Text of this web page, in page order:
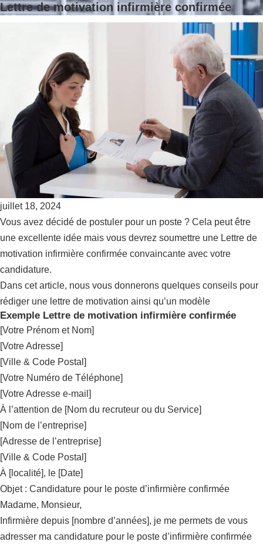
Lettre de motivation infirmière confirmée
juillet 18, 2024
Vous avez décidé de postuler pour un poste ? Cela peut être
une excellente idée mais vous devrez soumettre une Lettre de
motivation infirmière confirmée convaincante avec votre
candidature.
Dans cet article, nous vous donnerons quelques conseils pour
rédiger une lettre de motivation ainsi qu’un modèle
Exemple Lettre de motivation infirmière confirmée
[Votre Prénom et Nom]
[Votre Adresse]
[Ville & Code Postal]
[Votre Numéro de Téléphone]
[Votre Adresse e-mail]
À l’attention de [Nom du recruteur ou du Service]
[Nom de l’entreprise]
[Adresse de l’entreprise]
[Ville & Code Postal]
À [localité], le [Date]
Objet : Candidature pour le poste d’infirmière confirmée
Madame, Monsieur,
Infirmière depuis [nombre d’années], je me permets de vous
adresser ma candidature pour le poste d’infirmière confirmée